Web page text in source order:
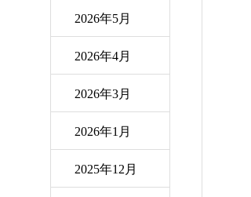
2026年5月
2026年4月
2026年3月
2026年1月
2025年12月